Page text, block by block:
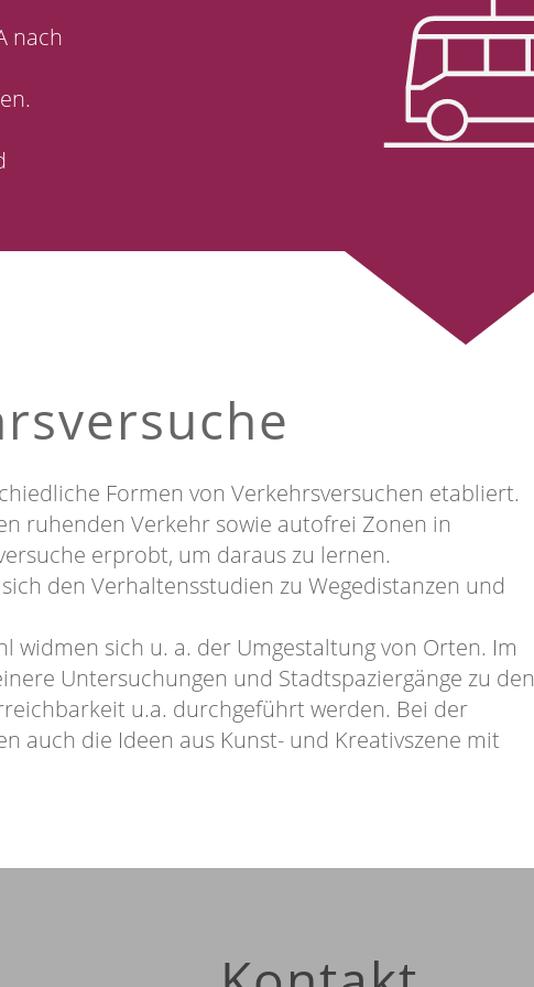
nach
Formen von Verkehrsversuchen etabliert.
ruhenden Verkehr sowie autofrei Zonen in
erprobt, um daraus zu lernen.
den Verhaltensstudien zu Wegedistanzen und
widmen sich u. a. der Umgestaltung von Orten. Im
Untersuchungen und Stadtspaziergänge zu den
u.a. durchgeführt werden. Bei der
auch die Ideen aus Kunst- und Kreativszene mit